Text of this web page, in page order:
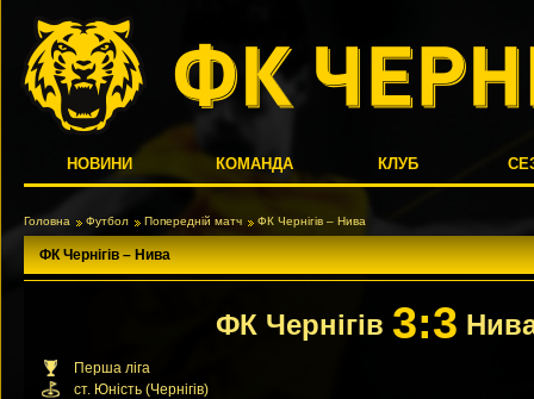
НОВИНИ КОМАНДА КЛУБ
Головна Футбол Попередній матч ФК Чернігів – Нива
ФК Чернігів – Нива
ФК Чернігів 3:3
Перша ліга
ст. Юність (Чернігів)